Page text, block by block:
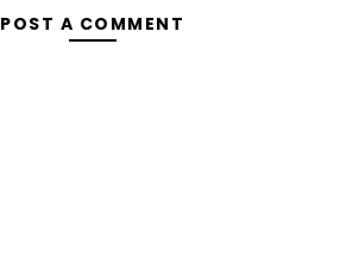
POST A COMMENT